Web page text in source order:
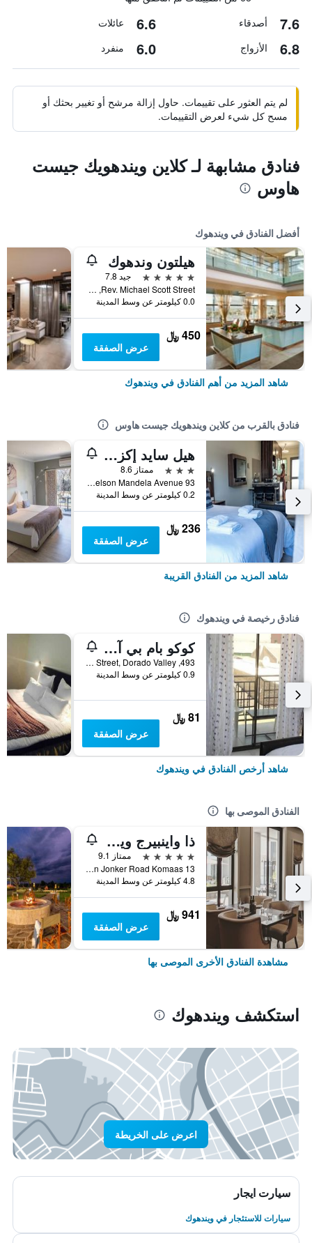
7.6 أصدقاء 6.6 عائلات
6.8 الأزواج 6.0 منفرد
لم يتم العثور على تقييمات. حاول إزالة مرشح أو تغيير بحثك أو
مسح كل شيء لعرض التقييمات.
فنادق مشابهة لـ كلاين ويندهويك جيست
هاوس
أفضل الفنادق في ويندهوك
هيلتون وندهوك
5 نجوم
جيد 7.8
Rev. Michael Scott Street, ويندهوك, ناميبيا
0.0 كيلومتر عن وسط المدينة
450 ﷼
عرض الصفقة
شاهد المزيد من أهم الفنادق في ويندهوك
فنادق بالقرب من كلاين ويندهويك جيست هاوس
هيل سايد إكزيكيوتيف أكوموديشن
3 نجوم
ممتاز 8.6
93 Nelson Mandela Avenue, ويندهوك, ناميبيا
0.2 كيلومتر عن وسط المدينة
236 ﷼
عرض الصفقة
شاهد المزيد من الفنادق القريبة
فنادق رخيصة في ويندهوك
كوكو بام بي آند بي
493, Coco Palm Street, Dorado Valley, ويندهوك, ناميبيا
0.9 كيلومتر عن وسط المدينة
81 ﷼
عرض الصفقة
شاهد أرخص الفنادق في ويندهوك
الفنادق الموصى بها
ذا واينبيرج ويندهوك
5 نجوم
ممتاز 9.1
13 Jan Jonker Road Komaas, ويندهوك, ناميبيا
4.8 كيلومتر عن وسط المدينة
941 ﷼
عرض الصفقة
مشاهدة الفنادق الأخرى الموصى بها
استكشف ويندهوك
اعرض على الخريطة
سيارت ايجار
سيارات للاستئجار في ويندهوك